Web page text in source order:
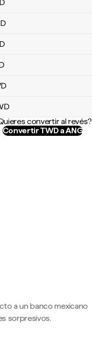
convertir al revés?
Convertir TWD a ANG
a un banco mexicano
sorpresivos.